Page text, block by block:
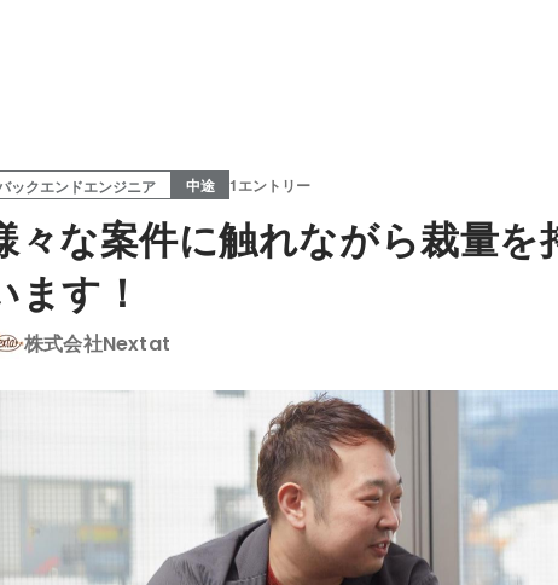
ックエンドエンジニア 中途 1エントリー
々な案件に触れながら裁量
ます！
株式会社Nextat